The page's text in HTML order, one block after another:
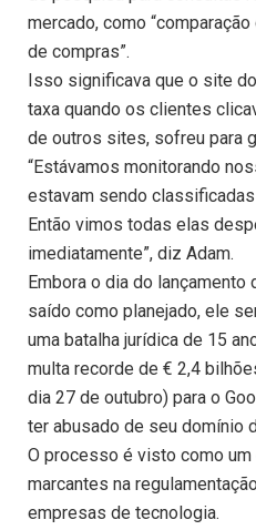
mercado, como
de compras”.
Isso significava que o site
taxa quando os clientes
de outros sites, sofreu para
“Estávamos monitorando
estavam sendo
Então vimos todas elas
imediatamente”, diz Adam.
Embora o dia do lançamento
saído como planejado, ele
uma batalha jurídica de 15
multa recorde de € 2,4
dia 27 de outubro) para o
ter abusado de seu domínio
O processo é visto como
marcantes na
empresas de tecnologia.